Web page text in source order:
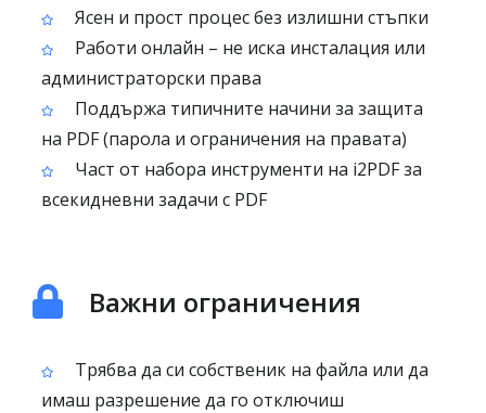
Ясен и прост процес без излишни стъпки
Работи онлайн – не иска инсталация или
администраторски права
Поддържа типичните начини за защита
на PDF (парола и ограничения на правата)
Част от набора инструменти на i2PDF за
всекидневни задачи с PDF
Важни ограничения
Трябва да си собственик на файла или да
имаш разрешение да го отключиш